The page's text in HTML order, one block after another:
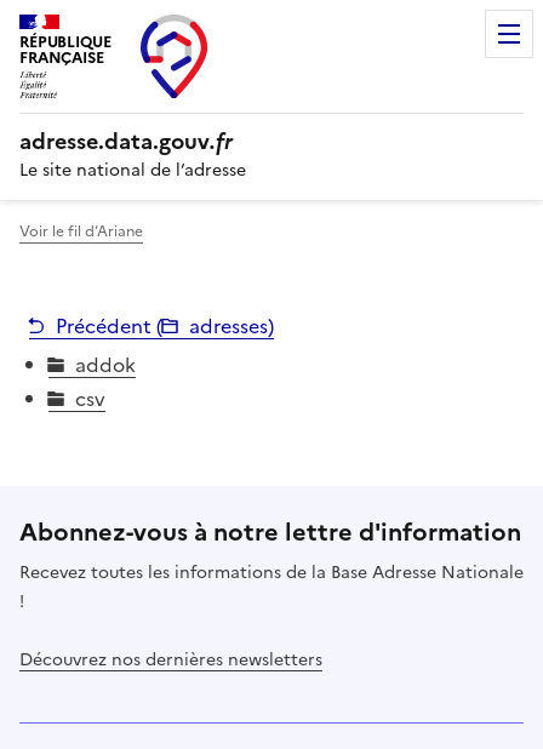
RÉPUBLIQUE
FRANÇAISE
adresse.data.gouv.fr
Le site national de l’adresse
Voir le fil d’Ariane
Précédent ( adresses)
addok
csv
Abonnez-vous à notre lettre d'information
Recevez toutes les informations de la Base Adresse Nationale
!
Découvrez nos dernières newsletters